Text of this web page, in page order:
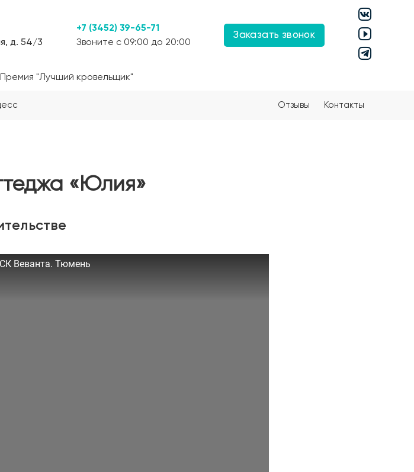
д. 54/3
+7 (3452) 39-65-71
Звоните с 09:00 до 20:00
Заказать звонок
Премия "Лучший кровельщик"
Отзывы Контакты
«Юлия»
Веванта. Тюмень